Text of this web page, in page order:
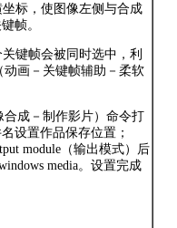
标，使图像左侧与合成
帧。
关键帧会被同时选中，利
动画－关键帧辅助－柔软
合成－制作影片）命令打
设置作品保存位置；
module（输出模式）后
media。设置完成